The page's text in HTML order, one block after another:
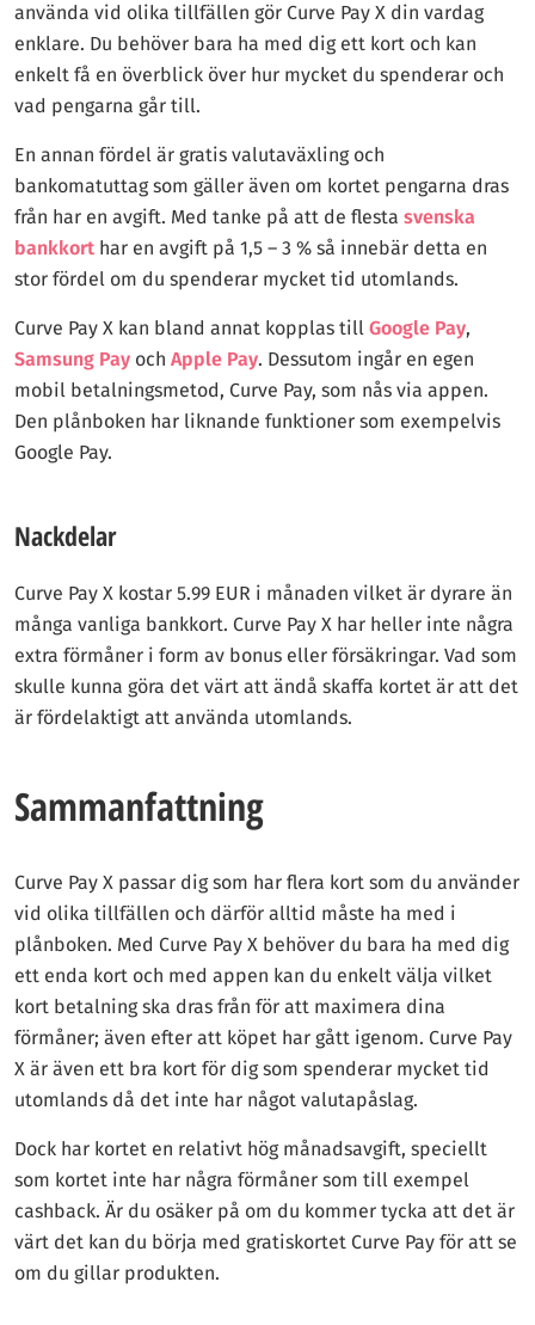
använda vid olika tillfällen gör Curve Pay X din vardag
enklare. Du behöver bara ha med dig ett kort och kan
enkelt få en överblick över hur mycket du spenderar och
vad pengarna går till.
En annan fördel är gratis valutaväxling och
bankomatuttag som gäller även om kortet pengarna dras
från har en avgift. Med tanke på att de flesta svenska
bankkort har en avgift på 1,5 – 3 % så innebär detta en
stor fördel om du spenderar mycket tid utomlands.
Curve Pay X kan bland annat kopplas till Google Pay,
Samsung Pay och Apple Pay. Dessutom ingår en egen
mobil betalningsmetod, Curve Pay, som nås via appen.
Den plånboken har liknande funktioner som exempelvis
Google Pay.
Nackdelar
Curve Pay X kostar 5.99 EUR i månaden vilket är dyrare än
många vanliga bankkort. Curve Pay X har heller inte några
extra förmåner i form av bonus eller försäkringar. Vad som
skulle kunna göra det värt att ändå skaffa kortet är att det
är fördelaktigt att använda utomlands.
Sammanfattning
Curve Pay X passar dig som har flera kort som du använder
vid olika tillfällen och därför alltid måste ha med i
plånboken. Med Curve Pay X behöver du bara ha med dig
ett enda kort och med appen kan du enkelt välja vilket
kort betalning ska dras från för att maximera dina
förmåner; även efter att köpet har gått igenom. Curve Pay
X är även ett bra kort för dig som spenderar mycket tid
utomlands då det inte har något valutapåslag.
Dock har kortet en relativt hög månadsavgift, speciellt
som kortet inte har några förmåner som till exempel
cashback. Är du osäker på om du kommer tycka att det är
värt det kan du börja med gratiskortet Curve Pay för att se
om du gillar produkten.